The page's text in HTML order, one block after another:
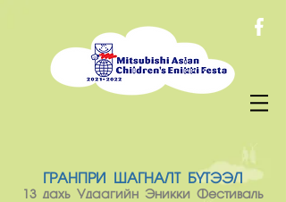
ГРАНПРИ ШАГНАЛТ БҮТЭЭЛ
13 дахь Удаагийн Эникки Фестиваль